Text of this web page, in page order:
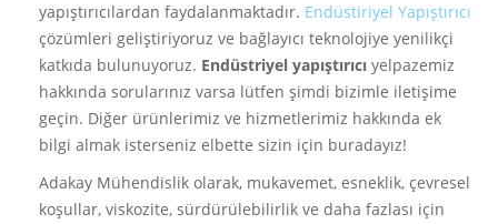
yapıştırıcılardan faydalanmaktadır. Endüstiriyel Yapıştırıcı
çözümleri geliştiriyoruz ve bağlayıcı teknolojiye yenilikçi
katkıda bulunuyoruz. Endüstriyel yapıştırıcı yelpazemiz
hakkında sorularınız varsa lütfen şimdi bizimle iletişime
geçin. Diğer ürünlerimiz ve hizmetlerimiz hakkında ek
bilgi almak isterseniz elbette sizin için buradayız!
Adakay Mühendislik olarak, mukavemet, esneklik, çevresel
koşullar, viskozite, sürdürülebilirlik ve daha fazlası için